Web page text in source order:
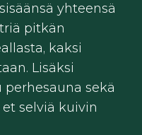
yhteensä
pitkän
kaksi
Lisäksi
perhesauna sekä
selviä kuivin